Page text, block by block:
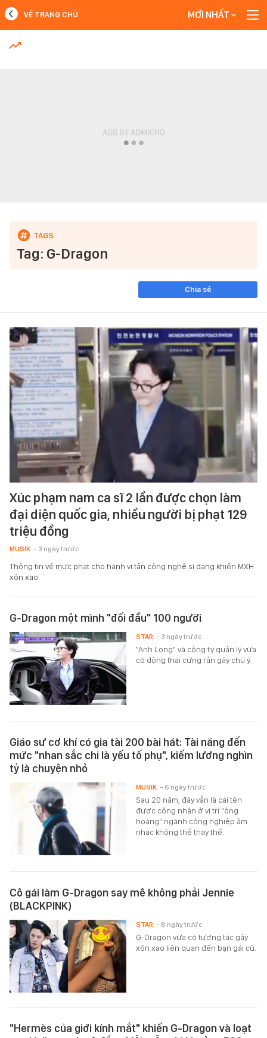
MỚI NHẤT
VỀ TRANG CHỦ MỚI NHẤT
Tag: G-Dragon
Chia sẻ
Xúc phạm nam ca sĩ 2 lần được chọn làm
đại diện quốc gia, nhiều người bị phạt 129
triệu đồng
MUSIK - 3 ngày trước
Thông tin về mức phạt cho hành vi tấn công nghệ sĩ đang khiến MXH
xôn xao.
G-Dragon một mình "đối đầu" 100 người
"Anh Long" và công ty quản lý vừa
có động thái cứng rắn gây chú ý.
STAR - 3 ngày trước
Giáo sư cơ khí có gia tài 200 bài hát: Tài năng đến
mức "nhan sắc chỉ là yếu tố phụ", kiếm lương nghìn
tỷ là chuyện nhỏ
Sau 20 năm, đây vẫn là cái tên
được công nhận ở vị trí "ông
hoàng" ngành công nghiệp âm
nhạc không thể thay thế.
MUSIK - 6 ngày trước
Cô gái làm G-Dragon say mê không phải Jennie
(BLACKPINK)
G-Dragon vừa có tương tác gây
xôn xao liên quan đến bạn gái cũ.
STAR - 8 ngày trước
"Hermès của giới kính mắt" khiến G-Dragon và loạt